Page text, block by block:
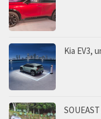
Kia EV3,